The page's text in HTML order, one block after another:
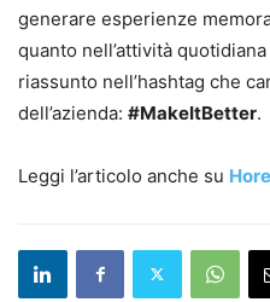
generare esperienze
quanto nell’attività
riassunto nell’hashtag che
dell’azienda: #MakeItBetter.
Leggi l’articolo anche su